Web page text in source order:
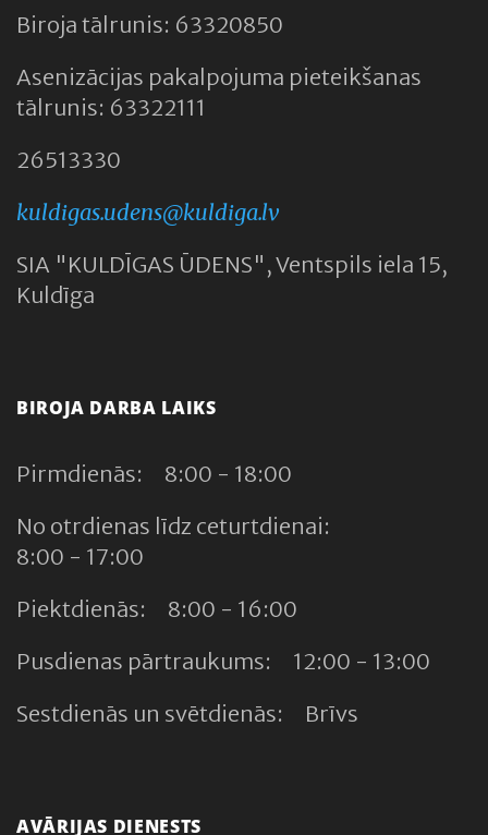
Biroja tālrunis: 63320850
Asenizācijas pakalpojuma pieteikšanas
tālrunis: 63322111
26513330
kuldigas.udens@kuldiga.lv
SIA "KULDĪGAS ŪDENS", Ventspils iela 15,
Kuldīga
BIROJA DARBA LAIKS
Pirmdienās:
8:00 - 18:00
No otrdienas līdz ceturtdienai:
8:00 - 17:00
Piektdienās:
8:00 - 16:00
Pusdienas pārtraukums:
12:00 - 13:00
Sestdienās un svētdienās:
Brīvs
AVĀRIJAS DIENESTS